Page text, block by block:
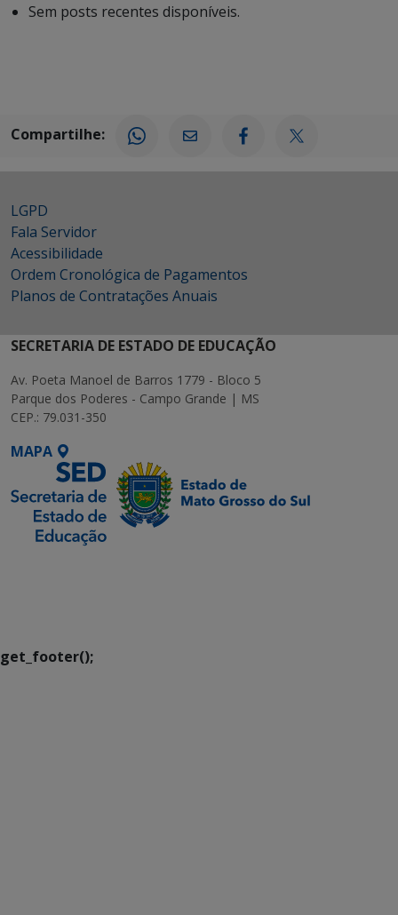
Sem posts recentes disponíveis.
Compartilhe:
LGPD
Fala Servidor
Acessibilidade
Ordem Cronológica de Pagamentos
Planos de Contratações Anuais
SECRETARIA DE ESTADO DE EDUCAÇÃO
Av. Poeta Manoel de Barros 1779 - Bloco 5
Parque dos Poderes - Campo Grande | MS
CEP.: 79.031-350
MAPA
get_footer();